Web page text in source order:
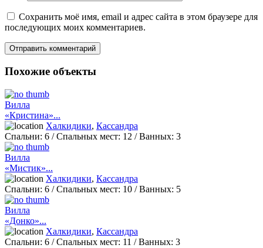
Сохранить моё имя, email и адрес сайта в этом браузере для
последующих моих комментариев.
Похожие объекты
Вилла
«Кристина»...
Халкидики, Кассандра
Спальни: 6 / Спальных мест: 12 /Ванных: 3
Вилла
«Мистик»...
Халкидики, Кассандра
Спальни: 6 / Спальных мест: 10 /Ванных: 5
Вилла
«Донко»...
Халкидики, Кассандра
Спальни: 6 / Спальных мест: 11 /Ванных: 3